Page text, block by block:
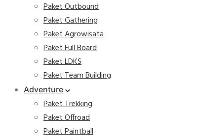
Paket Outbound
Paket Gathering
Paket Agrowisata
Paket Full Board
Paket LDKS
Paket Team Building
Adventure
Paket Trekking
Paket Offroad
Paket Paintball